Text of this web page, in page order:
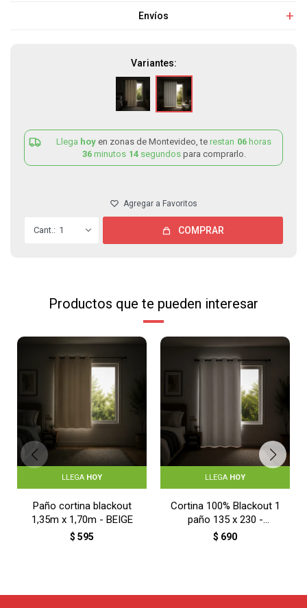
Envíos
Variantes:
Llega hoy en zonas de Montevideo, te restan 06 horas
36 minutos 14 segundos para comprarlo.
1 COMPRAR
Productos que te pueden interesar
LLEGA HOY
Paño cortina blackout
1,35m x 1,70m - BEIGE
$ 595
LLEGA HOY
Cortina 100% Blackout 1
paño 135 x 230 -
BLANCO
$ 690